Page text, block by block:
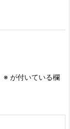
※ が付いている欄